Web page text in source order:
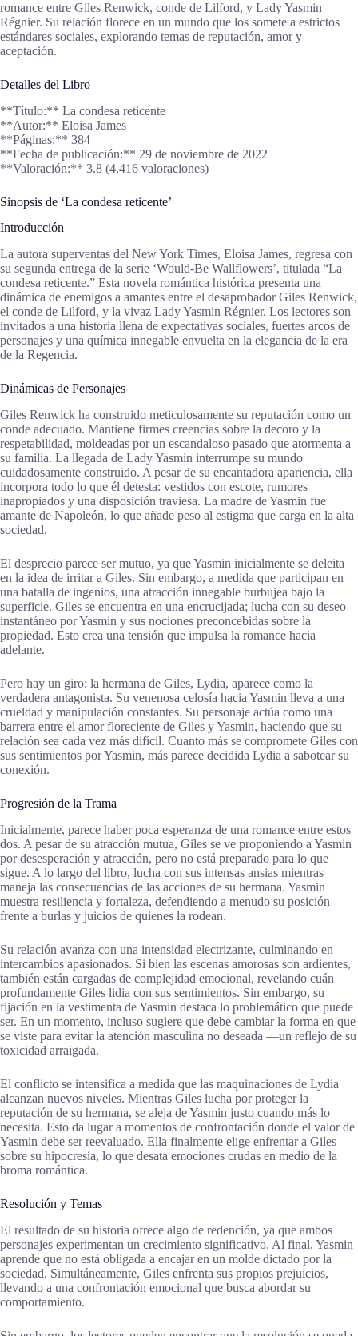
romance entre Giles Renwick, conde de Lilford, y Lady Yasmin
Régnier. Su relación florece en un mundo que los somete a estrictos
estándares sociales, explorando temas de reputación, amor y
aceptación.
Detalles del Libro
**Título:** La condesa reticente
**Autor:** Eloisa James
**Páginas:** 384
**Fecha de publicación:** 29 de noviembre de 2022
**Valoración:** 3.8 (4,416 valoraciones)
Sinopsis de ‘La condesa reticente’
Introducción
La autora superventas del New York Times, Eloisa James, regresa con
su segunda entrega de la serie ‘Would-Be Wallflowers’, titulada “La
condesa reticente.” Esta novela romántica histórica presenta una
dinámica de enemigos a amantes entre el desaprobador Giles Renwick,
el conde de Lilford, y la vivaz Lady Yasmin Régnier. Los lectores son
invitados a una historia llena de expectativas sociales, fuertes arcos de
personajes y una química innegable envuelta en la elegancia de la era
de la Regencia.
Dinámicas de Personajes
Giles Renwick ha construido meticulosamente su reputación como un
conde adecuado. Mantiene firmes creencias sobre la decoro y la
respetabilidad, moldeadas por un escandaloso pasado que atormenta a
su familia. La llegada de Lady Yasmin interrumpe su mundo
cuidadosamente construido. A pesar de su encantadora apariencia, ella
incorpora todo lo que él detesta: vestidos con escote, rumores
inapropiados y una disposición traviesa. La madre de Yasmin fue
amante de Napoleón, lo que añade peso al estigma que carga en la alta
sociedad.
El desprecio parece ser mutuo, ya que Yasmin inicialmente se deleita
en la idea de irritar a Giles. Sin embargo, a medida que participan en
una batalla de ingenios, una atracción innegable burbujea bajo la
superficie. Giles se encuentra en una encrucijada; lucha con su deseo
instantáneo por Yasmin y sus nociones preconcebidas sobre la
propiedad. Esto crea una tensión que impulsa la romance hacia
adelante.
Pero hay un giro: la hermana de Giles, Lydia, aparece como la
verdadera antagonista. Su venenosa celosía hacia Yasmin lleva a una
crueldad y manipulación constantes. Su personaje actúa como una
barrera entre el amor floreciente de Giles y Yasmin, haciendo que su
relación sea cada vez más difícil. Cuanto más se compromete Giles con
sus sentimientos por Yasmin, más parece decidida Lydia a sabotear su
conexión.
Progresión de la Trama
Inicialmente, parece haber poca esperanza de una romance entre estos
dos. A pesar de su atracción mutua, Giles se ve proponiendo a Yasmin
por desesperación y atracción, pero no está preparado para lo que
sigue. A lo largo del libro, lucha con sus intensas ansias mientras
maneja las consecuencias de las acciones de su hermana. Yasmin
muestra resiliencia y fortaleza, defendiendo a menudo su posición
frente a burlas y juicios de quienes la rodean.
Su relación avanza con una intensidad electrizante, culminando en
intercambios apasionados. Si bien las escenas amorosas son ardientes,
también están cargadas de complejidad emocional, revelando cuán
profundamente Giles lidia con sus sentimientos. Sin embargo, su
fijación en la vestimenta de Yasmin destaca lo problemático que puede
ser. En un momento, incluso sugiere que debe cambiar la forma en que
se viste para evitar la atención masculina no deseada —un reflejo de su
toxicidad arraigada.
El conflicto se intensifica a medida que las maquinaciones de Lydia
alcanzan nuevos niveles. Mientras Giles lucha por proteger la
reputación de su hermana, se aleja de Yasmin justo cuando más lo
necesita. Esto da lugar a momentos de confrontación donde el valor de
Yasmin debe ser reevaluado. Ella finalmente elige enfrentar a Giles
sobre su hipocresía, lo que desata emociones crudas en medio de la
broma romántica.
Resolución y Temas
El resultado de su historia ofrece algo de redención, ya que ambos
personajes experimentan un crecimiento significativo. Al final, Yasmin
aprende que no está obligada a encajar en un molde dictado por la
sociedad. Simultáneamente, Giles enfrenta sus propios prejuicios,
llevando a una confrontación emocional que busca abordar su
comportamiento.